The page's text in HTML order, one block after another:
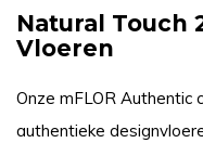
Natural Touch
Vloeren
Onze mFLOR
authentieke